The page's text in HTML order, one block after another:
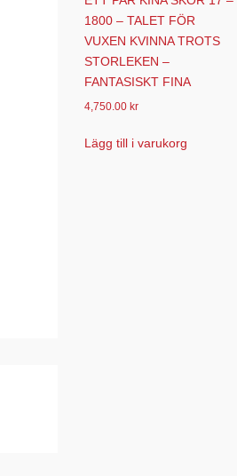
1800 – TALET FÖR
VUXEN KVINNA TROTS
STORLEKEN –
FANTASISKT FINA
4,750.00 kr
Lägg till i varukorg